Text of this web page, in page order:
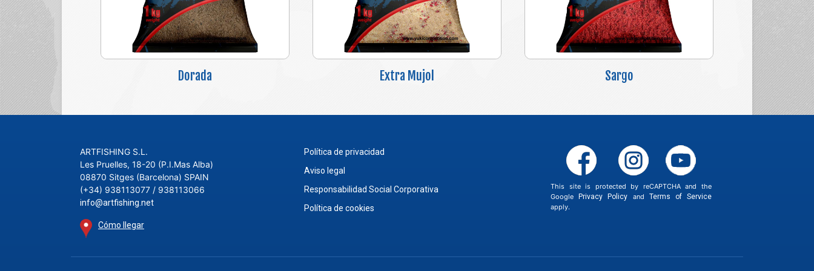
Dorada Extra Mujol Sargo
ARTFISHING S.L.
Les Pruelles, 18-20 (P.I.Mas Alba)
08870 Sitges (Barcelona) SPAIN
(+34) 938113077 / 938113066
info@artfishing.net
Cómo llegar
Política de privacidad
Aviso legal
Responsabilidad Social Corporativa
Política de cookies
This site is protected by reCAPTCHA and the
GooglePrivacy Policy and Terms of Service
apply.